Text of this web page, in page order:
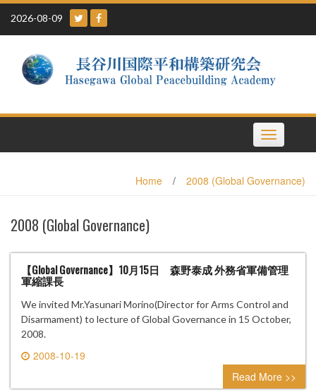
Skip
content
2026-08-09
Toggle
navigation
Home / 2008 (Global Governance)
2008 (Global Governance)
【Global Governance】10月15日 森野泰成 外務省軍備管理
軍縮課長
We invited Mr.Yasunari Morino(Director for Arms Control and
Disarmament) to lecture of Global Governance in 15 October,
2008.
2008-10-19
0 comment
Read More >>